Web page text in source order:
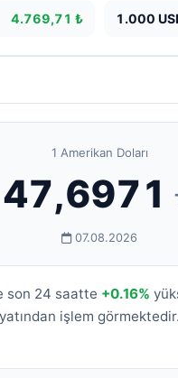
4.769,71 ₺ 1.000
1 Amerikan Doları
47,6971
07.08.2026
son 24 saatte +0.16%
işlem